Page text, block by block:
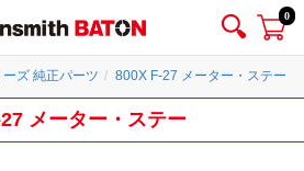
0
ズ 純正パーツ 800X F-27 メーター・ステー
メーター・ステー